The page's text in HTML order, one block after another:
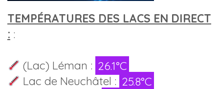
TEMPÉRATURES DES LACS EN DIRECT
: :
(Lac) Léman : 26.1°C
Lac de Neuchâtel : 25.8°C